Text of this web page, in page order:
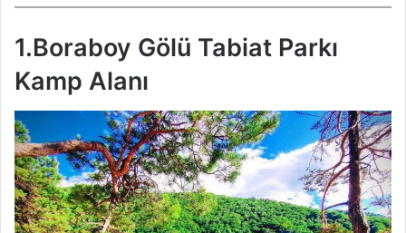
1.Boraboy Gölü Tabiat Parkı
Kamp Alanı